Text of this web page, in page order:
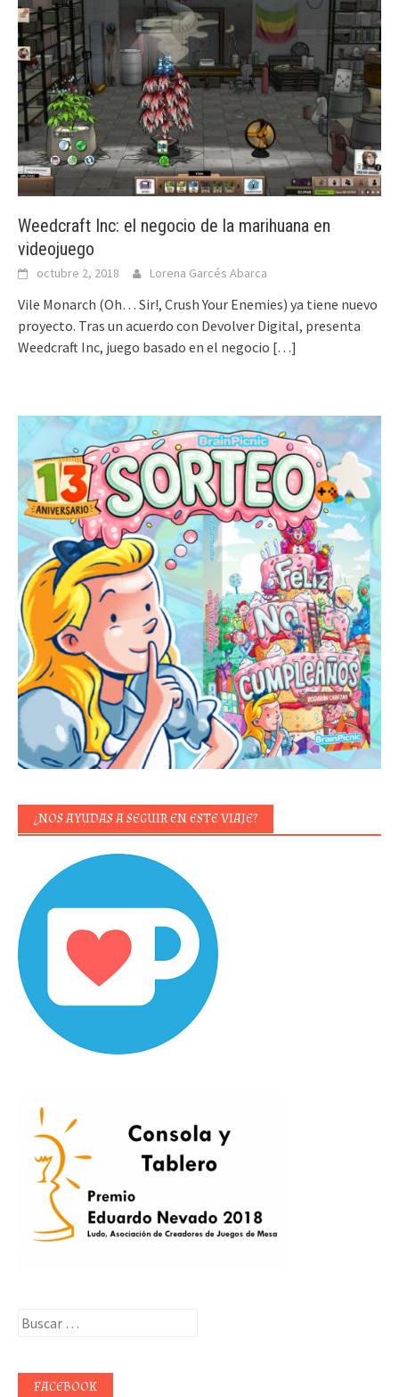
Weedcraft Inc: el negocio de la marihuana en
videojuego
octubre 2, 2018 Lorena Garcés Abarca
Vile Monarch (Oh… Sir!, Crush Your Enemies) ya tiene nuevo
proyecto. Tras un acuerdo con Devolver Digital, presenta
Weedcraft Inc, juego basado en el negocio […]
¿NOS AYUDAS A SEGUIR EN ESTE VIAJE?
Buscar:
FACEBOOK